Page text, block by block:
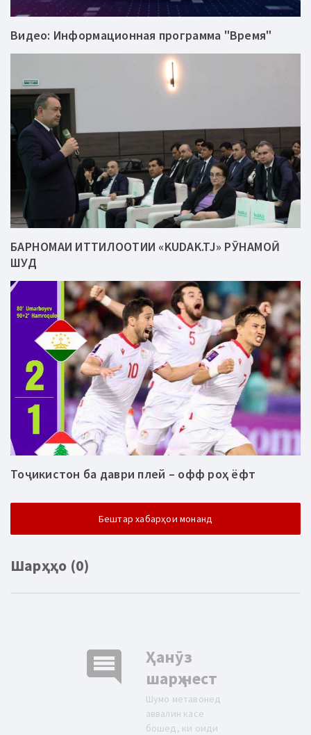
Видео: Информационная программа "Время"
БАРНОМАИ ИТТИЛООТИИ «KUDAK.TJ» РӮНАМОӢ
ШУД
Тоҷикистон ба даври плей – офф роҳ ёфт
Бештар хабарҳои монанд
Шарҳҳо (0)
comment
Ҳанӯз
шарҳ нест
Шумо метавонед
аввалин касе
бошед, ки оиди